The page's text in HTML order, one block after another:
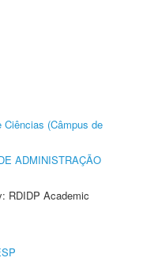
Ciências (Câmpus de
ADMINISTRAÇÃO
RDIDP Academic